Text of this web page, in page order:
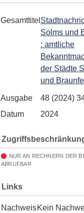
Gesamttitel
Solms und
: amtliche
der Städte
und
Ausgabe
48 (2024)
Datum
2024
NUR AN RECHNERN DER
ABRUFBAR
Links
NachweisKein